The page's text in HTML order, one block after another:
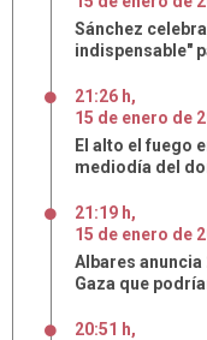
Sánchez
indispensable"
21:26 h,
15 de enero de
El alto el fuego
mediodía del
21:19 h,
15 de enero de
Albares
Gaza que
20:51 h,